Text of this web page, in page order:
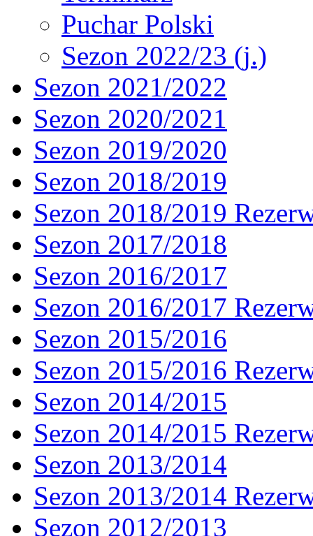
Puchar Polski
Sezon 2022/23 (j.)
Sezon 2021/2022
Sezon 2020/2021
Sezon 2019/2020
Sezon 2018/2019
Sezon 2018/2019
Sezon 2017/2018
Sezon 2016/2017
Sezon 2016/2017
Sezon 2015/2016
Sezon 2015/2016
Sezon 2014/2015
Sezon 2014/2015
Sezon 2013/2014
Sezon 2013/2014
Sezon 2012/2013